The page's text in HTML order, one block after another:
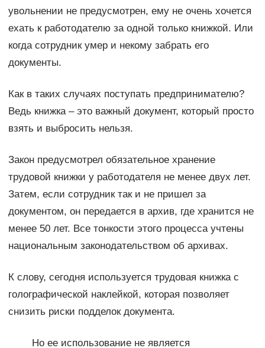
увольнении не предусмотрен, ему не очень хочется
ехать к работодателю за одной только книжкой. Или
когда сотрудник умер и некому забрать его
документы.
Как в таких случаях поступать предпринимателю?
Ведь книжка – это важный документ, который просто
взять и выбросить нельзя.
Закон предусмотрел обязательное хранение
трудовой книжки у работодателя не менее двух лет.
Затем, если сотрудник так и не пришел за
документом, он передается в архив, где хранится не
менее 50 лет. Все тонкости этого процесса учтены
национальным законодательством об архивах.
К слову, сегодня используется трудовая книжка с
голографической наклейкой, которая позволяет
снизить риски подделок документа.
Но ее использование не является